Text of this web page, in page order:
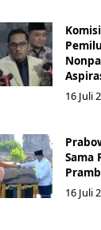
16 Juli
Sama
16 Juli